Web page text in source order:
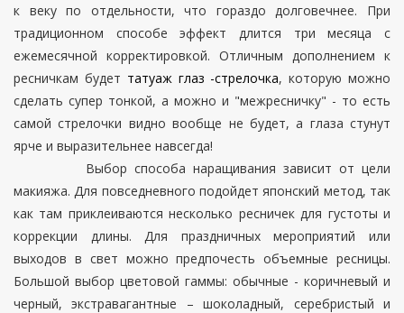
к веку по отдельности, что гораздо долговечнее. При
традиционном способе эффект длится три месяца с
ежемесячной корректировкой. Отличным дополнением к
ресничкам будет татуаж глаз -стрелочка, которую можно
сделать супер тонкой, а можно и "межресничку" - то есть
самой стрелочки видно вообще не будет, а глаза стунут
ярче и выразительнее навсегда!
Выбор способа наращивания зависит от цели
макияжа. Для повседневного подойдет японский метод, так
как там приклеиваются несколько ресничек для густоты и
коррекции длины. Для праздничных мероприятий или
выходов в свет можно предпочесть объемные ресницы.
Большой выбор цветовой гаммы: обычные - коричневый и
черный, экстравагантные – шоколадный, серебристый и